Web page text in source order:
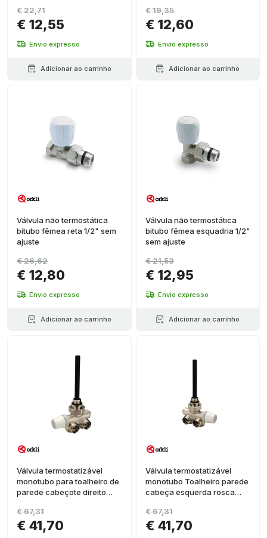
€ 12,55
€ 22,71
Envio expresso
Adicionar ao carrinho
€ 12,60
€ 19,35
Envio expresso
Adicionar ao carrinho
Válvula não termostática
bitubo fêmea reta 1/2" sem
ajuste
€ 12,80
€ 26,62
Envio expresso
Adicionar ao carrinho
Válvula não termostática
bitubo fêmea esquadria 1/2"
sem ajuste
€ 12,95
€ 21,53
Envio expresso
Adicionar ao carrinho
Válvula termostatizável
monotubo para toalheiro de
parede cabeçote direito
€ 41,70
€ 67,31
Válvula termostatizável
monotubo Toalheiro parede
cabeça esquerda rosca
€ 41,70
€ 67,31